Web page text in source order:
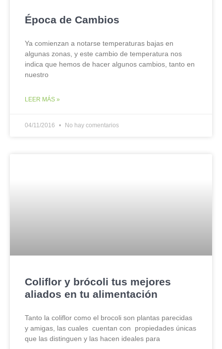
Época de Cambios
Ya comienzan a notarse temperaturas bajas en
algunas zonas, y este cambio de temperatura nos
indica que hemos de hacer algunos cambios, tanto en
nuestro
LEER MÁS »
04/11/2016 No hay comentarios
Coliflor y brócoli tus mejores
aliados en tu alimentación
Tanto la coliflor como el brocoli son plantas parecidas
y amigas, las cuales cuentan con propiedades únicas
que las distinguen y las hacen ideales para